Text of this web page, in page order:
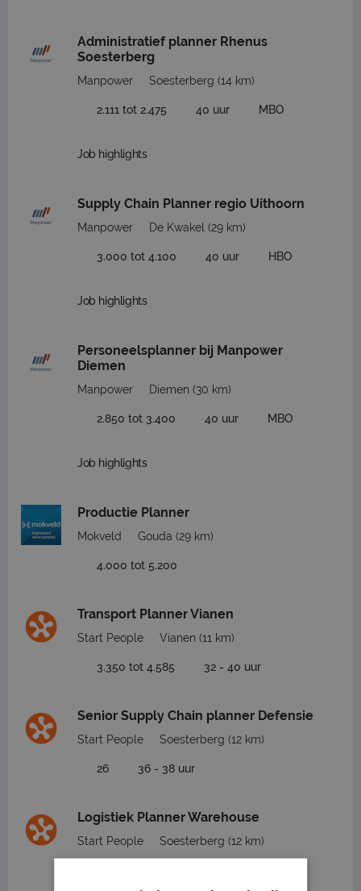
Administratief planner Rhenus
Soesterberg
Manpower Soesterberg (14 km)
2.111 tot 2.475 40 uur MBO
Job highlights
Supply Chain Planner regio Uithoorn
Manpower De Kwakel (29 km)
3.000 tot 4.100 40 uur HBO
Job highlights
Personeelsplanner bij Manpower
Diemen
Manpower Diemen (30 km)
2.850 tot 3.400 40 uur MBO
Job highlights
Productie Planner
Mokveld Gouda (29 km)
4.000 tot 5.200
Transport Planner Vianen
Start People Vianen (11 km)
3.350 tot 4.585 32 - 40 uur
Senior Supply Chain planner Defensie
Start People Soesterberg (12 km)
26 36 - 38 uur
Logistiek Planner Warehouse
Start People Soesterberg (12 km)